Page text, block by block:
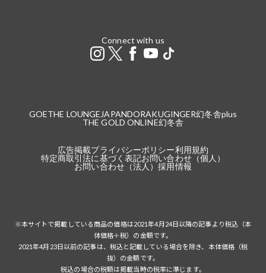
Connect with us
GOETHE LOUNGE JAPANDORAKUGINGER幻冬舎plus
THE GOLD ONLINE幻冬舎
広告掲載プライバシーポリシー利用規約
特定商取引法に基づく表記お問い合わせ（個人）
お問い合わせ（法人）採用情報
※本サイトで掲載している商品の価格は2021年4月24日以降の記事より税込（本
体価格＋税）の金額です。
2021年4月23日以前の記事は、税込と記載している場合を除き、本体価格（税
抜）の金額です。
税込の場合の税額は掲載当時の税率に準じます。